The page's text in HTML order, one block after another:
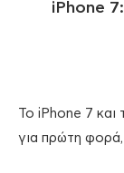
iPhone
Το iPhone 7 και
για πρώτη